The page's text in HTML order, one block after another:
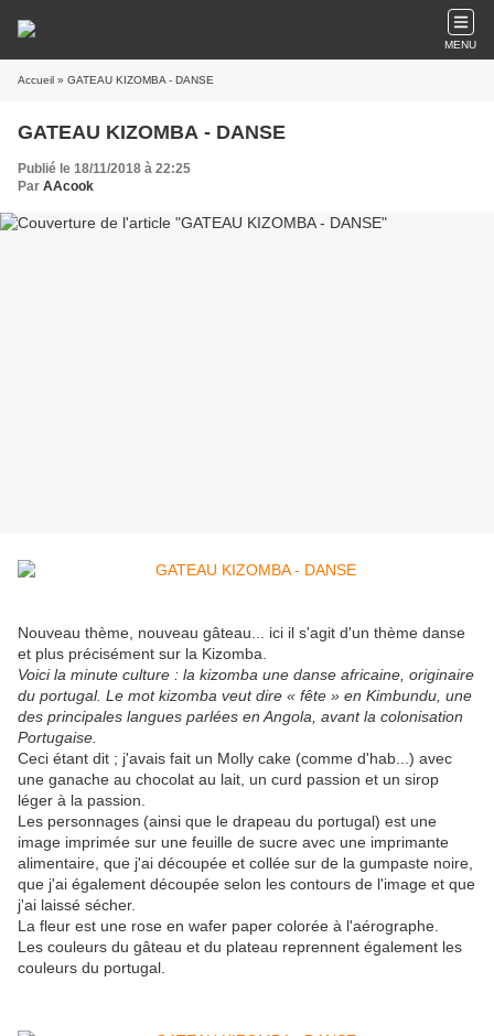
MENU
Accueil » GATEAU KIZOMBA - DANSE
GATEAU KIZOMBA - DANSE
Publié le 18/11/2018 à 22:25
Par AAcook
Nouveau thème, nouveau gâteau... ici il s'agit d'un thème danse
et plus précisément sur la Kizomba.
Voici la minute culture : la kizomba une danse africaine, originaire
du portugal. Le mot kizomba veut dire « fête » en Kimbundu, une
des principales langues parlées en Angola, avant la colonisation
Portugaise.
Ceci étant dit ; j'avais fait un Molly cake (comme d'hab...) avec
une ganache au chocolat au lait, un curd passion et un sirop
léger à la passion.
Les personnages (ainsi que le drapeau du portugal) est une
image imprimée sur une feuille de sucre avec une imprimante
alimentaire, que j'ai découpée et collée sur de la gumpaste noire,
que j'ai également découpée selon les contours de l'image et que
j'ai laissé sécher.
La fleur est une rose en wafer paper colorée à l'aérographe.
Les couleurs du gâteau et du plateau reprennent également les
couleurs du portugal.